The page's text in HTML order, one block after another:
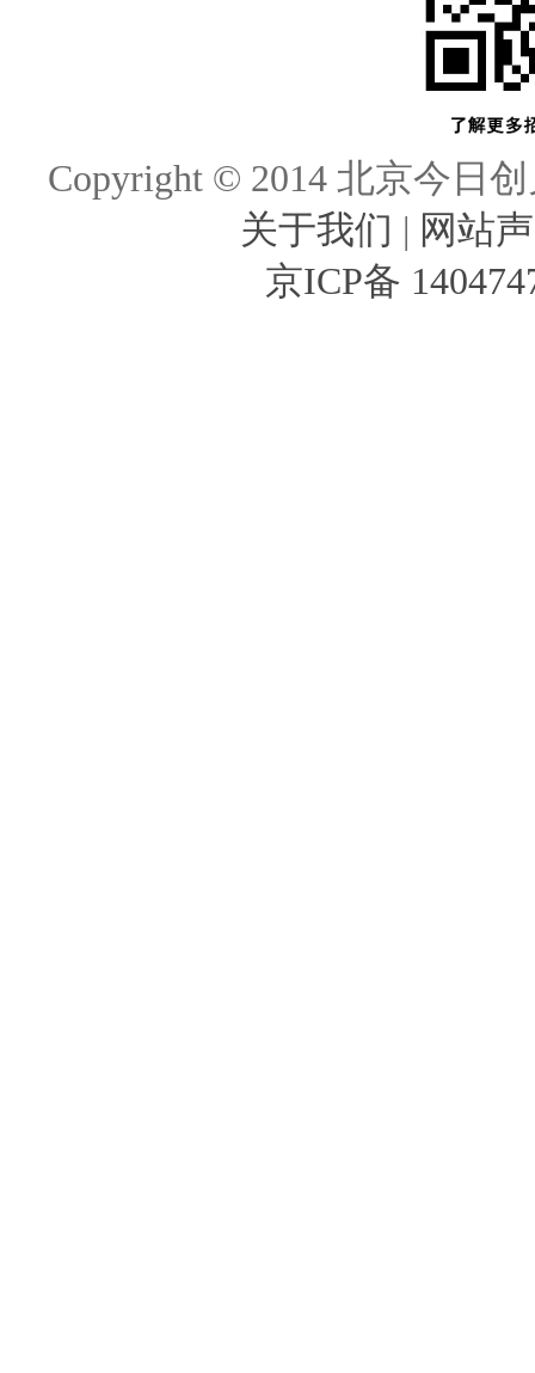
Copyright © 2014 北京今日
关于我们 | 网站
京ICP备